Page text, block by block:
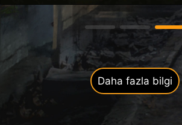
Daha fazla bilgi